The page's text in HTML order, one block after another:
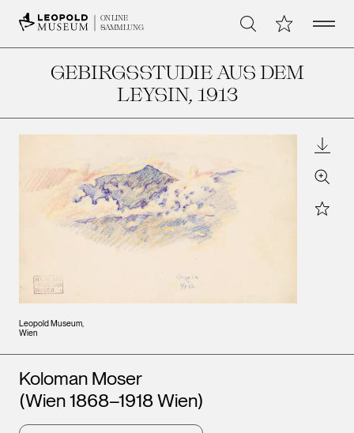
ONLINE
SAMMLUNG
Suche Meine Open
GEBIRGSSTUDIE AUS DEM
LEYSIN, 1913
Leopold Museum,
Wien
Zoom
Star
Künstler*innen
Koloman Moser
(Wien 1868–1918 Wien)